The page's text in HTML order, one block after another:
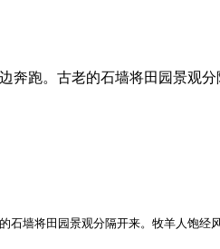
奔跑。古老的石墙将田园景观
墙将田园景观分隔开来。牧羊人饱经